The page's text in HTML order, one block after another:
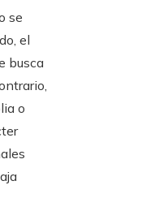
se
el
busca
o